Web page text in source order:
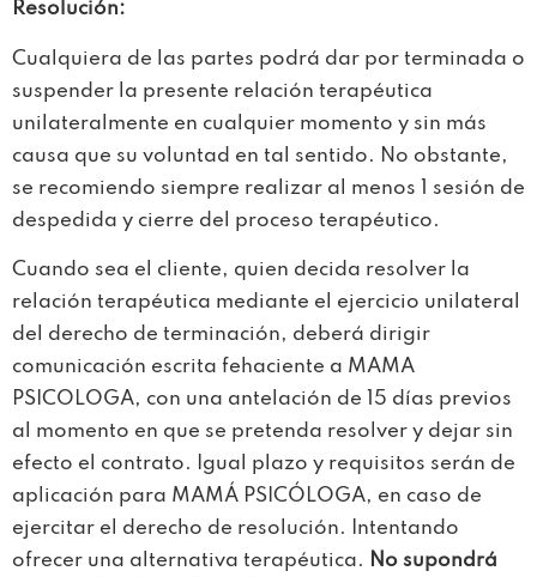
Resolución:
Cualquiera de las partes podrá dar por terminada o
suspender la presente relación terapéutica
unilateralmente en cualquier momento y sin más
causa que su voluntad en tal sentido. No obstante,
se recomiendo siempre realizar al menos 1 sesión de
despedida y cierre del proceso terapéutico.
Cuando sea el cliente, quien decida resolver la
relación terapéutica mediante el ejercicio unilateral
del derecho de terminación, deberá dirigir
comunicación escrita fehaciente a MAMA
PSICOLOGA, con una antelación de 15 días previos
al momento en que se pretenda resolver y dejar sin
efecto el contrato. Igual plazo y requisitos serán de
aplicación para MAMÁ PSICÓLOGA, en caso de
ejercitar el derecho de resolución. Intentando
ofrecer una alternativa terapéutica. No supondrá